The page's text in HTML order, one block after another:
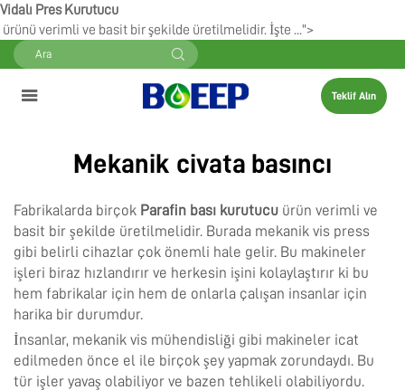
Vidalı Pres Kurutucu
ürünü verimli ve basit bir şekilde üretilmelidir. İşte ...">
Teklif Alın
Mekanik civata basıncı
Fabrikalarda birçok Parafin bası kurutucu ürün verimli ve
basit bir şekilde üretilmelidir. Burada mekanik vis press
gibi belirli cihazlar çok önemli hale gelir. Bu makineler
işleri biraz hızlandırır ve herkesin işini kolaylaştırır ki bu
hem fabrikalar için hem de onlarla çalışan insanlar için
harika bir durumdur.
İnsanlar, mekanik vis mühendisliği gibi makineler icat
edilmeden önce el ile birçok şey yapmak zorundaydı. Bu
tür işler yavaş olabiliyor ve bazen tehlikeli olabiliyordu.